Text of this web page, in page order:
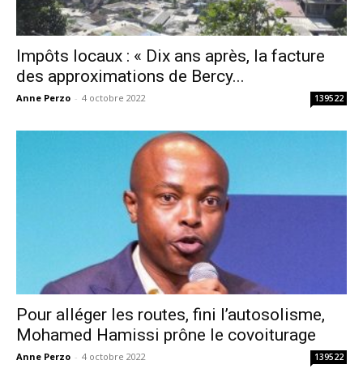
Impôts locaux : « Dix ans après, la facture
des approximations de Bercy...
Anne Perzo - 4 octobre 2022 139522
Pour alléger les routes, fini l’autosolisme,
Mohamed Hamissi prône le covoiturage
Anne Perzo - 4 octobre 2022 139522